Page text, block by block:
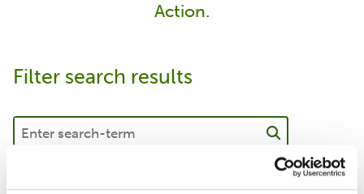
Action.
Filter search results